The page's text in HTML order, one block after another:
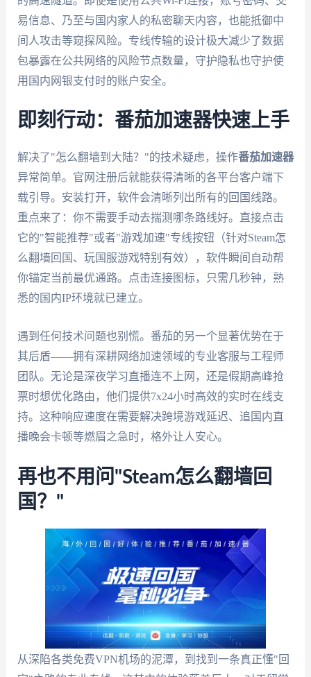
易信息、乃至与国内家人的私密聊天内容，也能抵御中
间人攻击等窥探风险。专线传输的设计极大减少了数据
包暴露在公共网络的风险节点数量，守护隐私也守护使
用国内网银支付时的账户安全。
即刻行动：番茄加速器快速上手
解决了"怎么翻墙到大陆？"的技术疑虑，操作番茄加速器
异常简单。官网注册后就能获得清晰的各平台客户端下
载引导。安装打开，软件会清晰列出所有的回国线路。
重点来了：你不需要手动去揣测哪条路线好。直接点击
它的"智能推荐"或者"游戏加速"专线按钮（针对Steam怎
么翻墙回国、玩国服游戏特别有效），软件瞬间自动帮
你锚定当前最优通路。点击连接图标，只需几秒钟，熟
悉的国内IP环境就已建立。
遇到任何技术问题也别慌。番茄的另一个显著优势在于
其后盾——拥有深耕网络加速领域的专业客服与工程师
团队。无论是深夜学习直播连不上网，还是假期高峰抢
票时想优化路由，他们提供7x24小时高效的实时在线支
持。这种响应速度在需要解决跨境游戏延迟、追国内直
播晚会卡顿等燃眉之急时，格外让人安心。
再也不用问"Steam怎么翻墙回
国？"
从深陷各类免费VPN机场的泥潭，到找到一条真正懂"回